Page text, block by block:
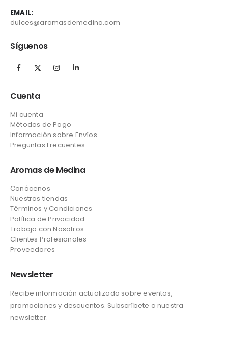
EMAIL:
dulces@aromasdemedina.com
Síguenos
Cuenta
Mi cuenta
Métodos de Pago
Información sobre Envíos
Preguntas Frecuentes
Aromas de Medina
Conócenos
Nuestras tiendas
Términos y Condiciones
Política de Privacidad
Trabaja con Nosotros
Clientes Profesionales
Proveedores
Newsletter
Recibe información actualizada sobre eventos,
promociones y descuentos. Subscríbete a nuestra
newsletter.